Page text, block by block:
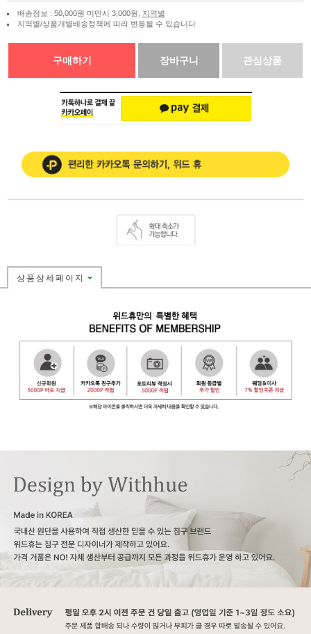
배송정보 : 50,000원 미만시 3,000원,
지역별
지역별/상품개별배송정책에 따라 변동될 수 있습니다
구매하기 장바구니 관심상품
상품상세페이지